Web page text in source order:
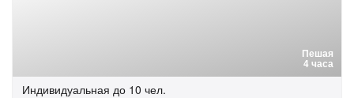
Пешая
4 часа
Индивидуальная до 10 чел.